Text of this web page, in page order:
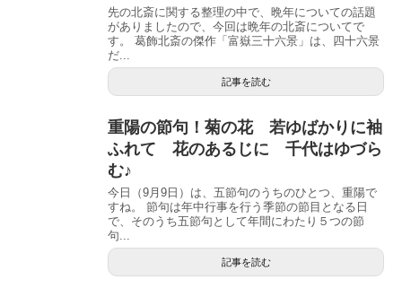
先の北斎に関する整理の中で、晩年についての話題
がありましたので、今回は晩年の北斎についてで
す。 葛飾北斎の傑作「富嶽三十六景」は、四十六景
だ...
記事を読む
重陽の節句！菊の花 若ゆばかりに袖
ふれて 花のあるじに 千代はゆづら
む♪
今日（9月9日）は、五節句のうちのひとつ、重陽で
すね。 節句は年中行事を行う季節の節目となる日
で、そのうち五節句として年間にわたり５つの節
句...
記事を読む